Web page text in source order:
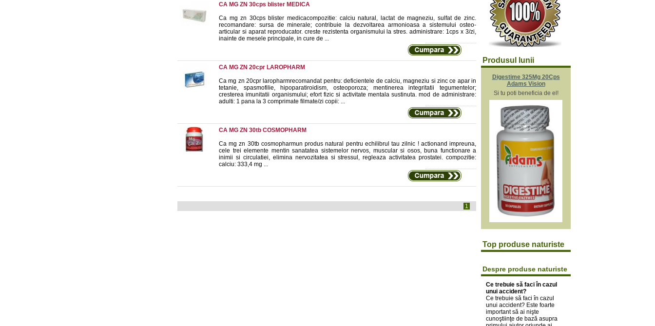
CA MG ZN 30cps blister MEDICA
Ca mg zn 30cps blister medicacompozitie: calciu natural, lactat de magneziu, sulfat de zinc.
recomandare: sursa de minerale; contribuie la dezvoltarea armonioasa a sistemului osteo-
articular si aparat reproducator. creste rezistenta organismului la stres. administrare: 1cps x 3/zi,
inainte de mesele principale, in cure de ...
CA MG ZN 20cpr LAROPHARM
Ca mg zn 20cpr laropharmrecomandat pentru: deficientele de calciu, magneziu si zinc ce apar in
tetanie, spasmofilie, hipoparatiroidism, osteoporoza; mentinerea integritatii tegumentelor;
cresterea imunitatii organismului; efort fizic si activitate mentala sustinuta. mod de administrare:
adulti: 1 pana la 3 comprimate filmate/zi copii: ...
CA MG ZN 30tb COSMOPHARM
Ca mg zn 30tb cosmopharmun produs natural pentru echilibrul tau zilnic ! actionand impreuna,
cele trei elemente mentin sanatatea sistemelor nervos, muscular si osos, buna functionare a
inimii si circulatiei, elimina nervozitatea si stressul, regleaza activitatea prostatei. compozitie:
calciu: 333,4 mg ...
1
Produsul lunii
Digestime 325Mg 20Cps
Adams Vision
Si tu poti beneficia de el!
Top produse naturiste
Despre produse naturiste
Ce trebuie să faci în cazul
unui accident?
Ce trebuie să faci în cazul
unui accident? Este foarte
important să ai nişte
cunoştiinţe de bază asupra